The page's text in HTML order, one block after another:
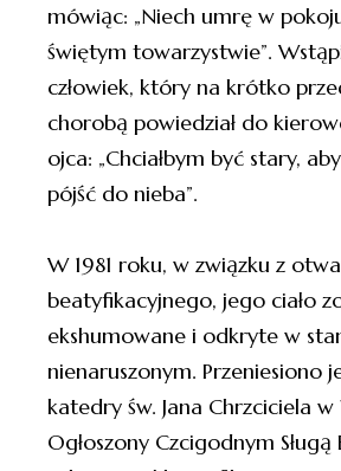
mówiąc: „Niech umrę w
świętym towarzystwie”.
człowiek, który na krótko
chorobą powiedział do
ojca: „Chciałbym być stary,
pójść do nieba”.
W 1981 roku, w związku z
beatyfikacyjnego, jego ciało
ekshumowane i odkryte w
nienaruszonym. Przeniesiono
katedry św. Jana Chrzciciela w
Ogłoszony Czcigodnym Sługą